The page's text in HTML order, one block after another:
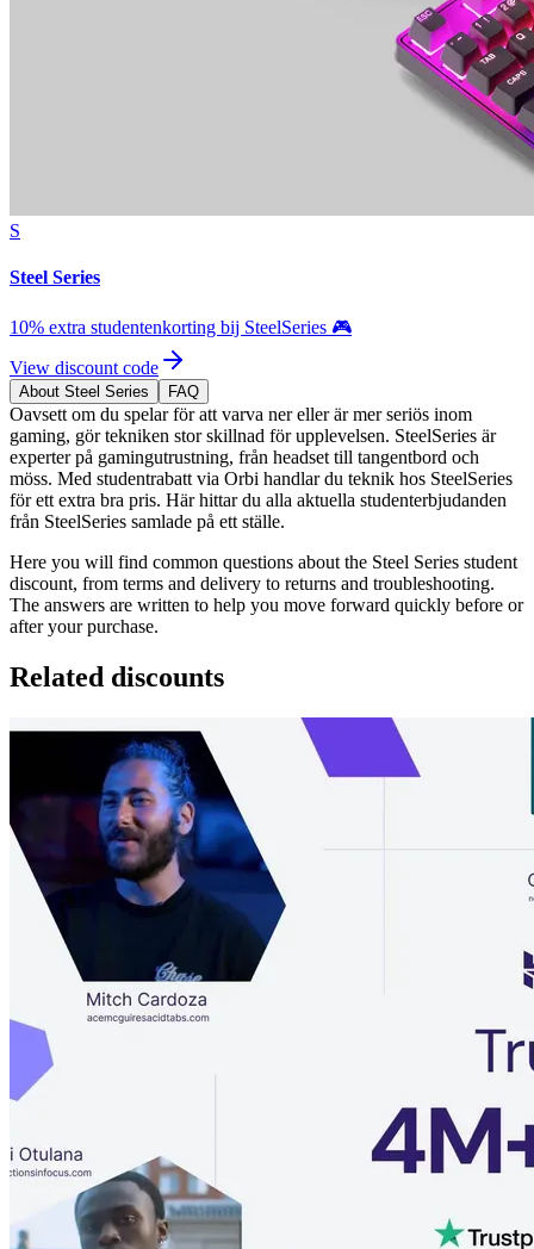
S
Steel Series
10% extra studentenkorting bij SteelSeries 🎮
View discount code
About Steel Series FAQ
Oavsett om du spelar för att varva ner eller är mer seriös inom
gaming, gör tekniken stor skillnad för upplevelsen. SteelSeries är
experter på gamingutrustning, från headset till tangentbord och
möss. Med studentrabatt via Orbi handlar du teknik hos SteelSeries
för ett extra bra pris. Här hittar du alla aktuella studenterbjudanden
från SteelSeries samlade på ett ställe.
Here you will find common questions about the Steel Series student
discount, from terms and delivery to returns and troubleshooting.
The answers are written to help you move forward quickly before or
after your purchase.
Related discounts